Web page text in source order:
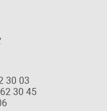
30 03
30 45